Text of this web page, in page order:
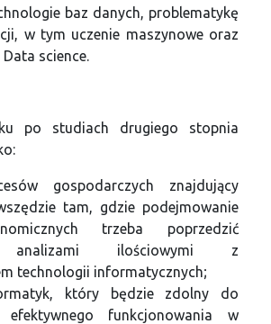
baz danych, problematykę
w tym uczenie maszynowe oraz
science.
po studiach drugiego stopnia
gospodarczych znajdujący
tam, gdzie podejmowanie
trzeba poprzedzić
analizami ilościowymi z
technologii informatycznych;
który będzie zdolny do
funkcjonowania w